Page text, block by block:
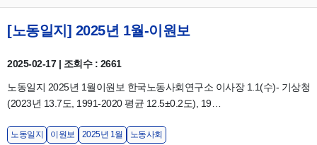
[노동일지] 2025년 1월-이원보
2025-02-17 | 조회수 : 2661
노동일지 2025년 1월이원보 한국노동사회연구소 이사장 1.1(수)- 기상
(2023년 13.7도, 1991-2020 평균 12.5±0.2도), 19…
노동일지 이원보 2025년 1월 노동사회